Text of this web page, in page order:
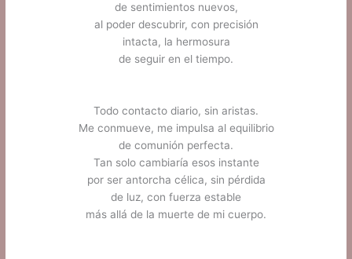
de sentimientos nuevos,
al poder descubrir, con precisión
intacta, la hermosura
de seguir en el tiempo.
Todo contacto diario, sin aristas.
Me conmueve, me impulsa al equilibrio
de comunión perfecta.
Tan solo cambiaría esos instante
por ser antorcha célica, sin pérdida
de luz, con fuerza estable
más allá de la muerte de mi cuerpo.